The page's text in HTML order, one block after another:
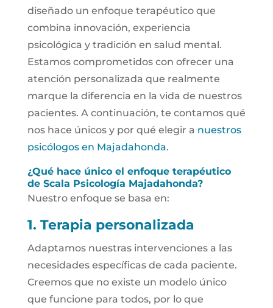
diseñado un enfoque terapéutico que
combina innovación, experiencia
psicológica y tradición en salud mental.
Estamos comprometidos con ofrecer una
atención personalizada que realmente
marque la diferencia en la vida de nuestros
pacientes. A continuación, te contamos qué
nos hace únicos y por qué elegir a nuestros
psicólogos en Majadahonda.
¿Qué hace único el enfoque terapéutico
de Scala Psicología Majadahonda?
Nuestro enfoque se basa en:
1. Terapia personalizada
Adaptamos nuestras intervenciones a las
necesidades específicas de cada paciente.
Creemos que no existe un modelo único
que funcione para todos, por lo que